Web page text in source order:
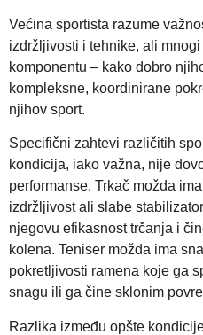
Većina sportista razume
izdržljivosti i tehnike, ali
komponentu – kako dobro
kompleksne, koordinirane
njihov sport.
Specifični zahtevi različitih
kondicija, iako važna, nije
performanse. Trkač možda
izdržljivost ali slabe
njegovu efikasnost trčanja i
kolena. Teniser možda ima
pokretljivosti ramena koje ga
snagu ili ga čine sklonim
Razlika između opšte